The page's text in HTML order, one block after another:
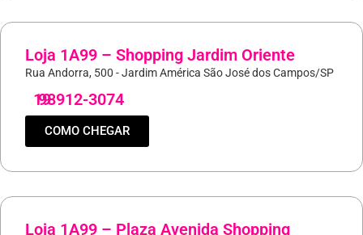
Loja 1A99 – Shopping Jardim Oriente
Rua Andorra, 500 - Jardim América São José dos Campos/SP
19
98912-3074
COMO CHEGAR
Loja 1A99 – Plaza Avenida Shopping